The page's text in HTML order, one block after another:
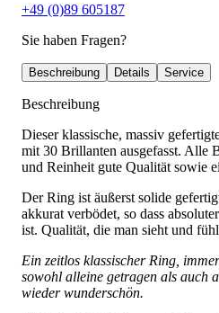
+49 (0)89 605187
Sie haben Fragen?
Beschreibung Details Service
Beschreibung
Dieser klassische, massiv
mit 30 Brillanten ausgefasst. Alle
und Reinheit gute Qualität sowie
Der Ring ist äußerst solide
akkurat verbödet, so dass
ist. Qualität, die man sieht und
Ein zeitlos klassischer Ring,
sowohl alleine getragen als auch
wieder wunderschön.